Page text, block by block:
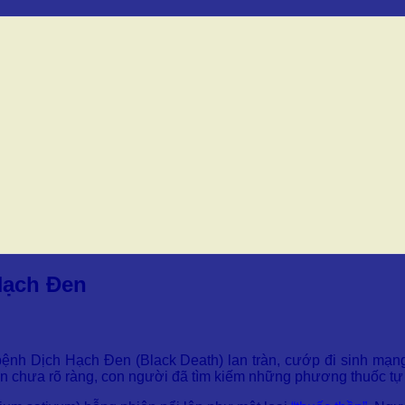
Đen
Dịch Hạch Đen (Black Death) lan tràn, cướp đi sinh
chưa rõ ràng, con người đã tìm kiếm những phương thuốc